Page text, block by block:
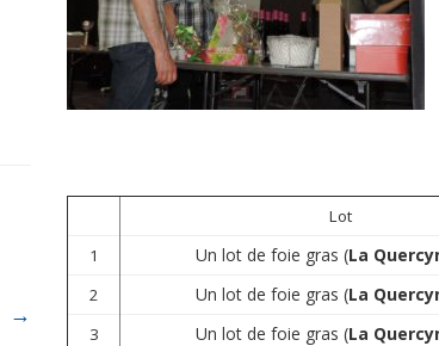
→
Lot
1
Un lot de foie gras (La
2 Un lot de foie gras (La
3 Un lot de foie gras (La